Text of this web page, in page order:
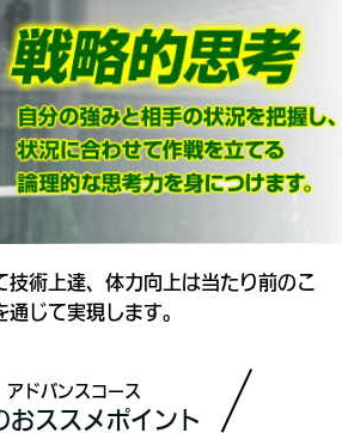
技術上達、体力向上は当たり前のこ
じて実現します。
アドバンスコース
おススメポイント